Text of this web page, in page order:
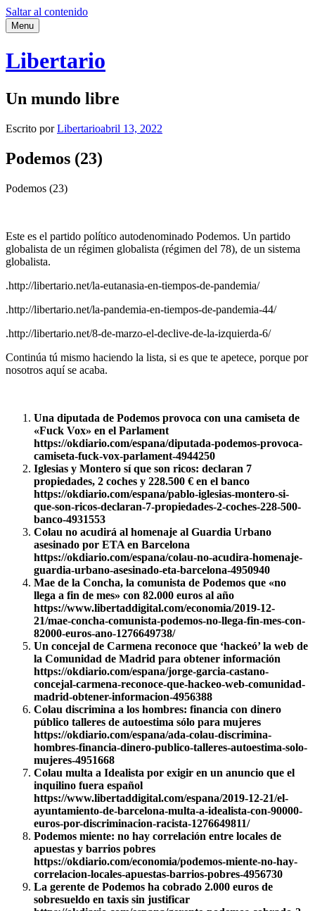
Saltar al contenido
Menu
Libertario
Un mundo libre
Escrito porLibertarioabril 13, 2022
Podemos (23)
Podemos (23)
Este es el partido político autodenominado Podemos. Un partido
globalista de un régimen globalista (régimen del 78), de un sistema
globalista.
.http://libertario.net/la-eutanasia-en-tiempos-de-pandemia/
.http://libertario.net/la-pandemia-en-tiempos-de-pandemia-44/
.http://libertario.net/8-de-marzo-el-declive-de-la-izquierda-6/
Continúa tú mismo haciendo la lista, si es que te apetece, porque por
nosotros aquí se acaba.
Una diputada de Podemos provoca con una camiseta de
«Fuck Vox» en el Parlament
https://okdiario.com/espana/diputada-podemos-provoca-
camiseta-fuck-vox-parlament-4944250
Iglesias y Montero sí que son ricos: declaran 7
propiedades, 2 coches y 228.500 € en el banco
https://okdiario.com/espana/pablo-iglesias-montero-si-
que-son-ricos-declaran-7-propiedades-2-coches-228-500-
banco-4931553
Colau no acudirá al homenaje al Guardia Urbano
asesinado por ETA en Barcelona
https://okdiario.com/espana/colau-no-acudira-homenaje-
guardia-urbano-asesinado-eta-barcelona-4950940
Mae de la Concha, la comunista de Podemos que «no
llega a fin de mes» con 82.000 euros al año
https://www.libertaddigital.com/economia/2019-12-
21/mae-concha-comunista-podemos-no-llega-fin-mes-con-
82000-euros-ano-1276649738/
Un concejal de Carmena reconoce que ‘hackeó’ la web de
la Comunidad de Madrid para obtener información
https://okdiario.com/espana/jorge-garcia-castano-
concejal-carmena-reconoce-que-hackeo-web-comunidad-
madrid-obtener-informacion-4956388
Colau discrimina a los hombres: financia con dinero
público talleres de autoestima sólo para mujeres
https://okdiario.com/espana/ada-colau-discrimina-
hombres-financia-dinero-publico-talleres-autoestima-solo-
mujeres-4951668
Colau multa a Idealista por exigir en un anuncio que el
inquilino fuera español
https://www.libertaddigital.com/espana/2019-12-21/el-
ayuntamiento-de-barcelona-multa-a-idealista-con-90000-
euros-por-discriminacion-racista-1276649811/
Podemos miente: no hay correlación entre locales de
apuestas y barrios pobres
https://okdiario.com/economia/podemos-miente-no-hay-
correlacion-locales-apuestas-barrios-pobres-4956730
La gerente de Podemos ha cobrado 2.000 euros de
sobresueldo en taxis sin justificar